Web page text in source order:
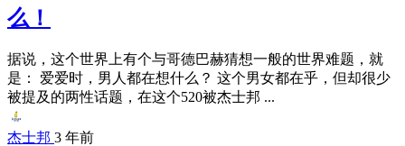
么！
据说，这个世界上有个与哥德巴赫猜想一般的世界难题，就
是： 爱爱时，男人都在想什么？ 这个男女都在乎，但却很少
被提及的两性话题，在这个520被杰士邦 ...
杰士邦 3 年前